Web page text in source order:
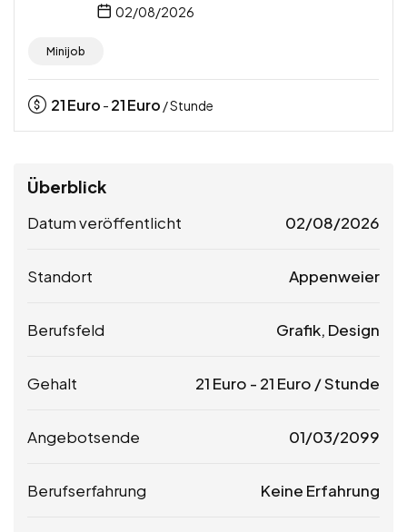
02/08/2026
Minijob
21Euro - 21Euro / Stunde
Überblick
Datum veröffentlicht 02/08/2026
Standort Appenweier
Berufsfeld Grafik, Design
Gehalt 21 Euro - 21 Euro / Stunde
Angebotsende 01/03/2099
Berufserfahrung Keine Erfahrung